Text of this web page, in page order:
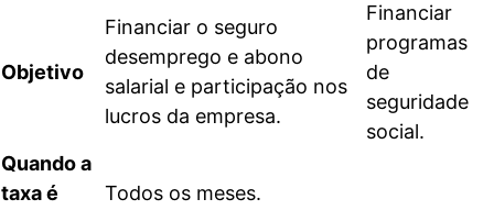
Objetivo
Financiar o seguro
desemprego e abono
salarial e participação nos
lucros da empresa.
Financiar
programas
de
seguridade
social.
Quando a
taxa é
Todos os meses.